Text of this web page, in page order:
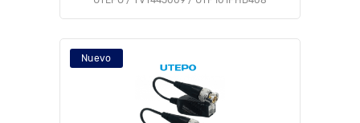
Nuevo